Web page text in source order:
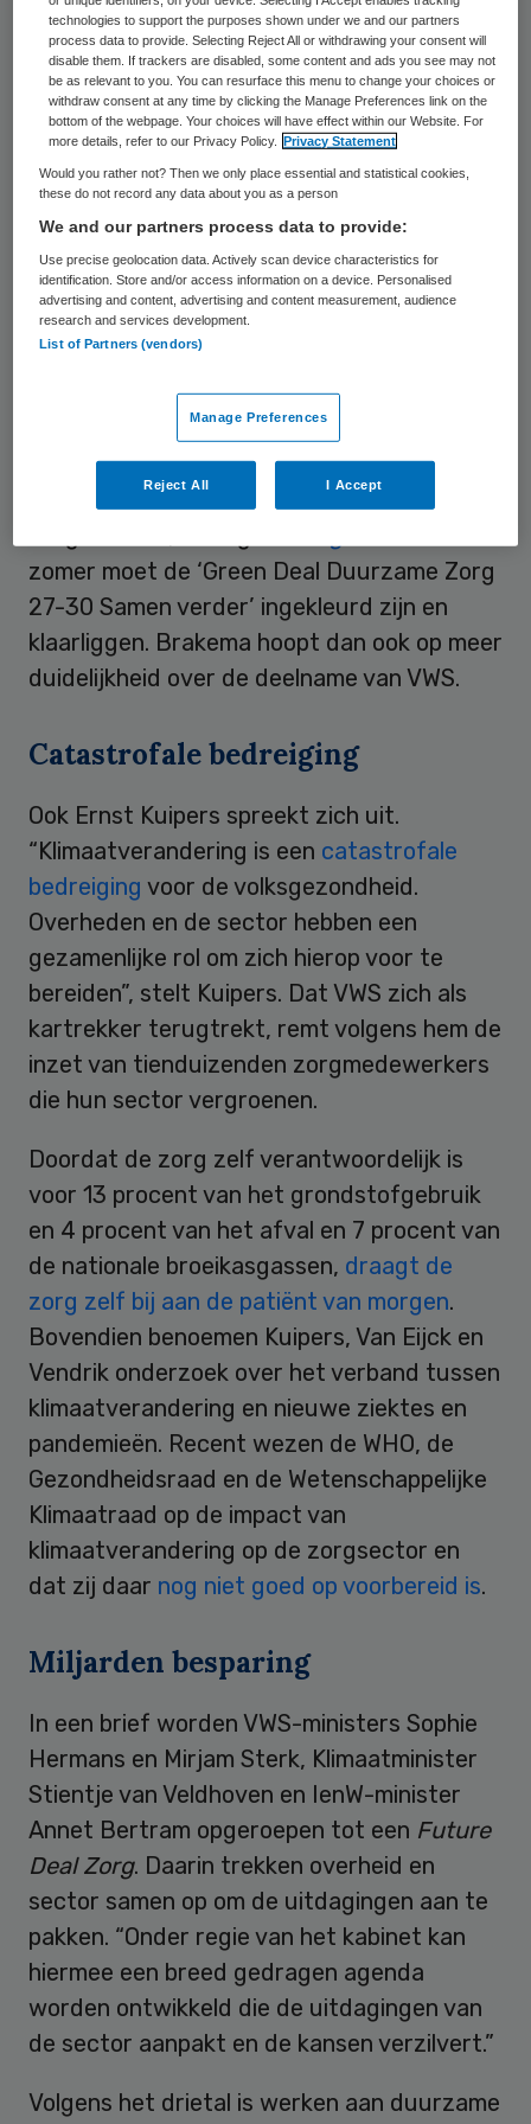
voormalig VWS-staatssecretaris Karremans
dat het ministerie zich terugtrekt als
kartrekker. “Vanaf 2027 moet de sector
zelf het voortouw nemen in de
verduurzamingsopgave”, aldus Karremans.
VWS stopt met het voorzitterschap en het
secretariaat.
Vervolg
Maar of het nu wel of niet met VWS is, de
vierde Green Deal komt eraan. “Het merk,
de doelen en het bureau blijven in de lucht”,
vertelde Evelyn Brakema, huisarts,
onderzoeker en voorzitter van de Groene
zomer moet de ‘Green Deal Duurzame Zorg
27-30 Samen verder’ ingekleurd zijn en
klaarliggen. Brakema hoopt dan ook op meer
duidelijkheid over de deelname van VWS.
Catastrofale bedreiging
Ook Ernst Kuipers spreekt zich uit.
“Klimaatverandering is een catastrofale
bedreiging voor de volksgezondheid.
Overheden en de sector hebben een
gezamenlijke rol om zich hierop voor te
bereiden”, stelt Kuipers. Dat VWS zich als
kartrekker terugtrekt, remt volgens hem de
inzet van tienduizenden zorgmedewerkers
die hun sector vergroenen.
Doordat de zorg zelf verantwoordelijk is
voor 13 procent van het grondstofgebruik
en 4 procent van het afval en 7 procent van
de nationale broeikasgassen, draagt de
zorg zelf bij aan de patiënt van morgen.
Bovendien benoemen Kuipers, Van Eijck en
Vendrik onderzoek over het verband tussen
klimaatverandering en nieuwe ziektes en
pandemieën. Recent wezen de WHO, de
Gezondheidsraad en de Wetenschappelijke
Klimaatraad op de impact van
klimaatverandering op de zorgsector en
dat zij daar nog niet goed op voorbereid is.
Miljarden besparing
In een brief worden VWS-ministers Sophie
Hermans en Mirjam Sterk, Klimaatminister
Stientje van Veldhoven en IenW-minister
Annet Bertram opgeroepen tot een Future
Deal Zorg. Daarin trekken overheid en
sector samen op om de uitdagingen aan te
pakken. “Onder regie van het kabinet kan
hiermee een breed gedragen agenda
worden ontwikkeld die de uitdagingen van
de sector aanpakt en de kansen verzilvert.”
Volgens het drietal is werken aan duurzame
technologies to support the purposes shown under we and our partners
process data to provide. Selecting Reject All or withdrawing your consent will
disable them. If trackers are disabled, some content and ads you see may not
be as relevant to you. You can resurface this menu to change your choices or
withdraw consent at any time by clicking the Manage Preferences link on the
bottom of the webpage. Your choices will have effect within our Website. For
more details, refer to our Privacy Policy.
Privacy Statement
Would you rather not? Then we only place essential and statistical cookies,
these do not record any data about you as a person
We and our partners process data to provide:
Use precise geolocation data. Actively scan device characteristics for
identification. Store and/or access information on a device. Personalised
advertising and content, advertising and content measurement, audience
research and services development.
List of Partners (vendors)
Manage Preferences
Reject All I Accept